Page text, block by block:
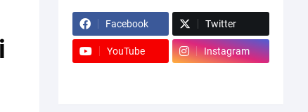
Facebook Twitter
YouTube Instagram